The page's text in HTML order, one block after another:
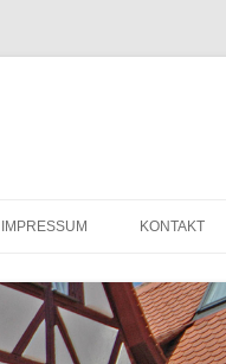
IMPRESSUM KONTAKT